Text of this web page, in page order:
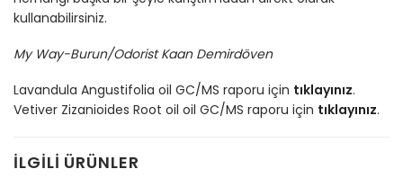
kullanabilirsiniz.
My Way-Burun/Odorist Kaan Demirdöven
Lavandula Angustifolia oil GC/MS raporu için tıklayınız.
Vetiver Zizanioides Root oil oil GC/MS raporu için tıklayınız.
İLGILI ÜRÜNLER